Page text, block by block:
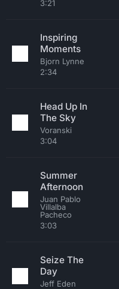
3:21
Inspiring
Moments
Bjorn Lynne
2:34
Head Up In
The Sky
Voranski
3:04
Summer
Afternoon
Juan Pablo
Villalba
Pacheco
3:03
Seize The
Day
Jeff Eden